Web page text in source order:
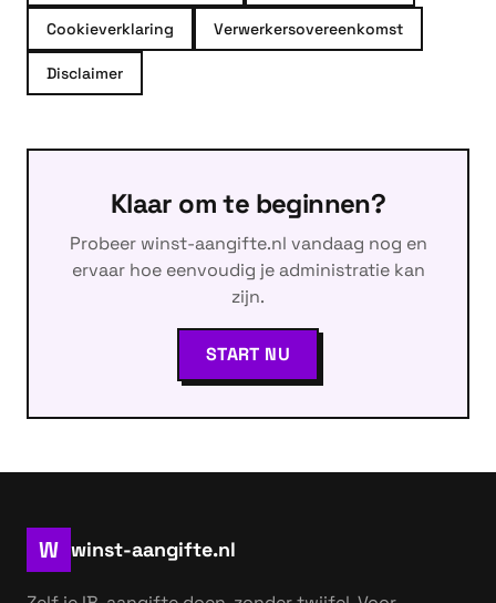
Cookieverklaring Verwerkersovereenkomst
Disclaimer
Klaar om te beginnen?
Probeer winst-aangifte.nl vandaag nog en
ervaar hoe eenvoudig je administratie kan
zijn.
START NU
W winst-aangifte.nl